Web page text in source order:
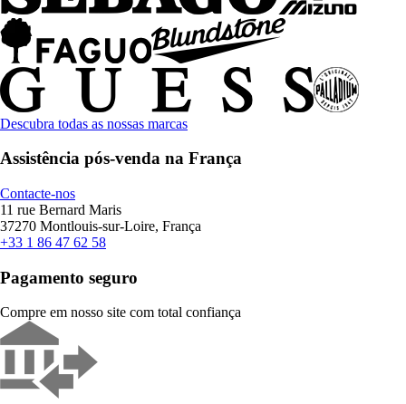
Descubra todas as nossas marcas
Assistência pós-venda na França
Contacte-nos
11 rue Bernard Maris
37270 Montlouis-sur-Loire, França
+33 1 86 47 62 58
Pagamento seguro
Compre em nosso site com total confiança